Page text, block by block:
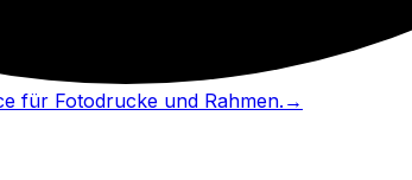
für Fotodrucke und Rahmen. →